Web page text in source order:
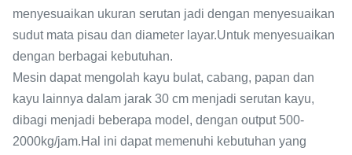
menyesuaikan ukuran serutan jadi dengan menyesuaikan
sudut mata pisau dan diameter layar.Untuk menyesuaikan
dengan berbagai kebutuhan.
Mesin dapat mengolah kayu bulat, cabang, papan dan
kayu lainnya dalam jarak 30 cm menjadi serutan kayu,
dibagi menjadi beberapa model, dengan output 500-
2000kg/jam.Hal ini dapat memenuhi kebutuhan yang